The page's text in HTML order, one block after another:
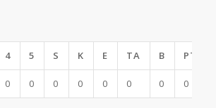
4 5 S K E TA B PTS
0 0 0 0 0 0 0 0